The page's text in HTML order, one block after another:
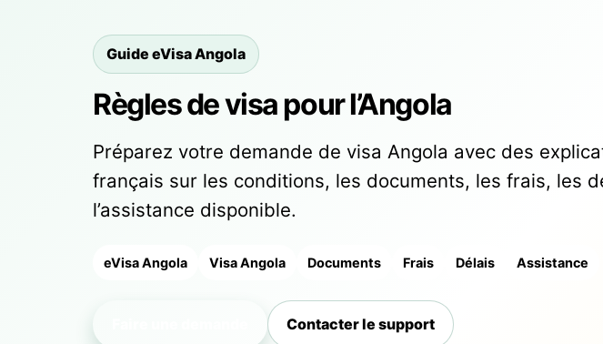
Guide eVisa Angola
Règles de visa pour l’Angola
Préparez votre demande de visa Angola avec des
français sur les conditions, les documents, les frais, les
l’assistance disponible.
eVisa Angola Visa Angola Documents Frais Délais Assistance
Contacter le support